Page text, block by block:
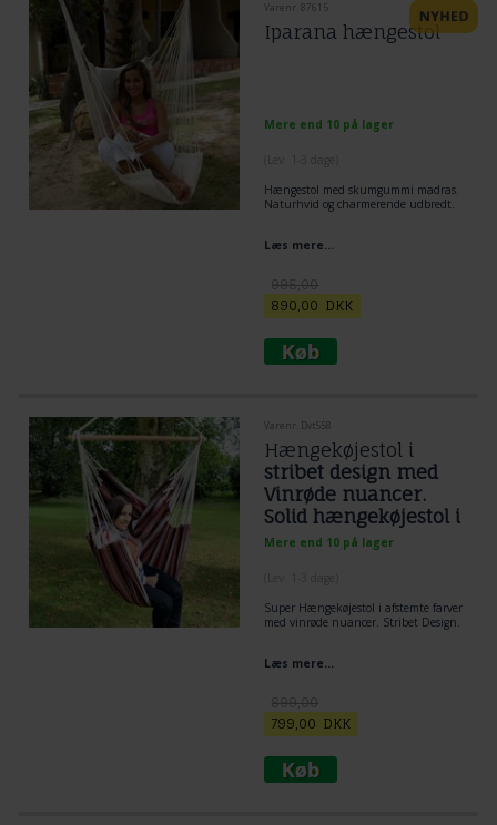
Varenr. 87615
Iparana hængestol
Mere end 10 på lager
Hængestol med skumgummi madras.
Naturhvid og charmerende udbredt.
Læs mere...
995,00
890,00 DKK
Varenr. Dvt558
Hængekøjestol i
stribet design med
Vinrøde nuancer.
Solid hængekøjestol i
stærkt bomuld
Mere end 10 på lager
Super Hængekøjestol i afstemte farver
med vinrøde nuancer. Stribet Design.
Læs mere...
899,00
799,00 DKK